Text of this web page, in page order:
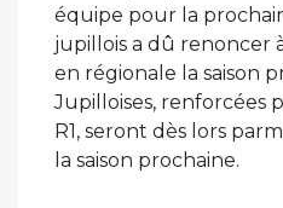
équipe pour la
jupillois a dû renoncer
en régionale la saison
Jupilloises, renforcées
R1, seront dès lors
la saison prochaine.